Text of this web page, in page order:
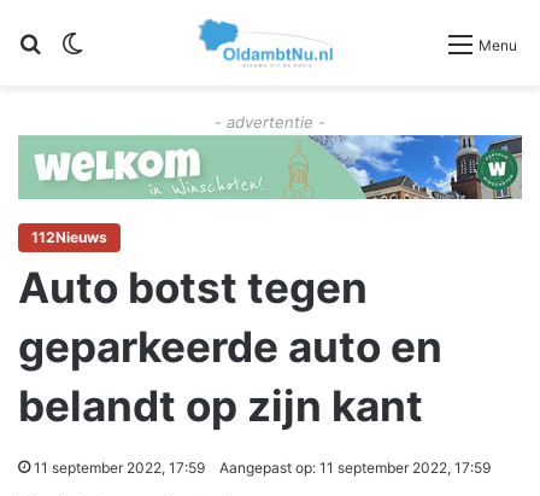
Zoeken Menu
- advertentie -
112Nieuws
Auto botst tegen
geparkeerde auto en
belandt op zijn kant
11 september 2022, 17:59 Aangepast op: 11 september 2022, 17:59